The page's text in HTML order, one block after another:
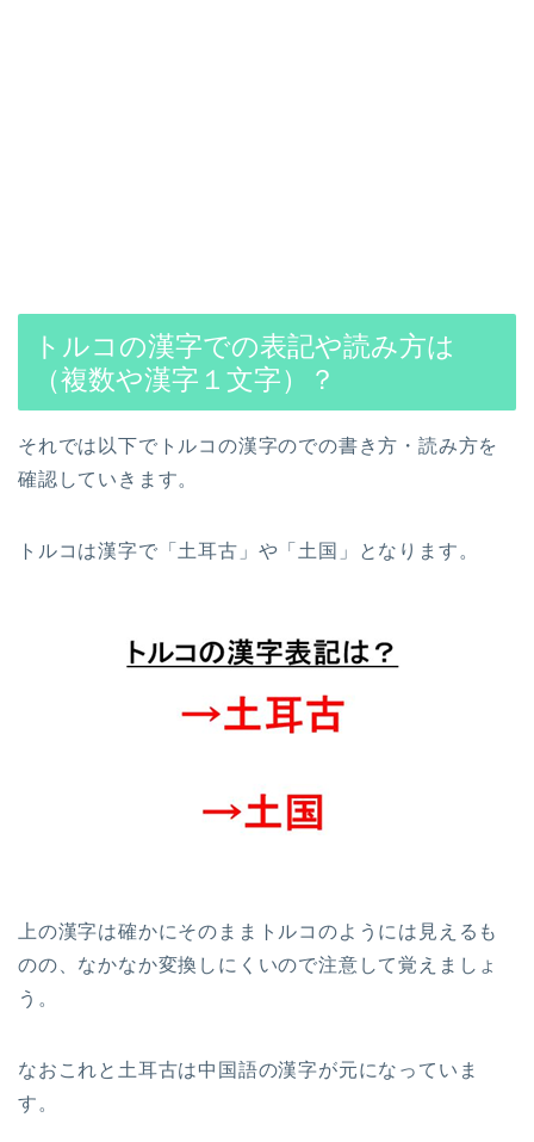
トルコの漢字での表記や読み方は
（複数や漢字１文字）？
それでは以下でトルコの漢字のでの書き方・読み方を
確認していきます。
トルコは漢字で「土耳古」や「土国」となります。
上の漢字は確かにそのままトルコのようには見えるも
のの、なかなか変換しにくいので注意して覚えましょ
う。
なおこれと土耳古は中国語の漢字が元になっていま
す。